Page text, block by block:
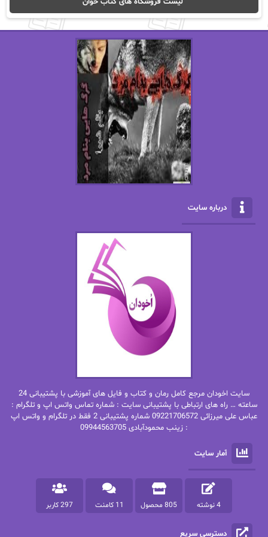
اریک مورگنشترن از نیلوفر لاری
استل مسکم
اصغر زاده
اکرم محمدی
الف صاد
الکساندر دوما
الناز پاکپور‌
الناز محمدی
امیر فرهی
باران
بهار سلطانی
بهاره شیرازی
بهاره.م
بیتا فرخی
پاتریشیا ویلسون پرتو فرهمند
پرستو اسحقی
پرستو مهاجر
پرهام رسولی
پروانه قدیمی پروانه محمدی
پریسا شکور(طوفان خاموش)
درباره سایت
سایت اخودان مرجع کامل رمان و کتاب و فایل های آموزشی با پشتیبانی 24
ساعته … راه های ارتباطی با پشتیبانی سایت : شماره تماس واتس اپ و تلگرام :
عباس علی میرزائی 09221706572 شماره پشتیبانی 2 فقط در تلگرام و واتس اپ
: زینب محمودآبادی 09944563705
آمار سایت
4 نوشته 805 محصول 11 کامنت 297 کاربر
دسترسی سریع